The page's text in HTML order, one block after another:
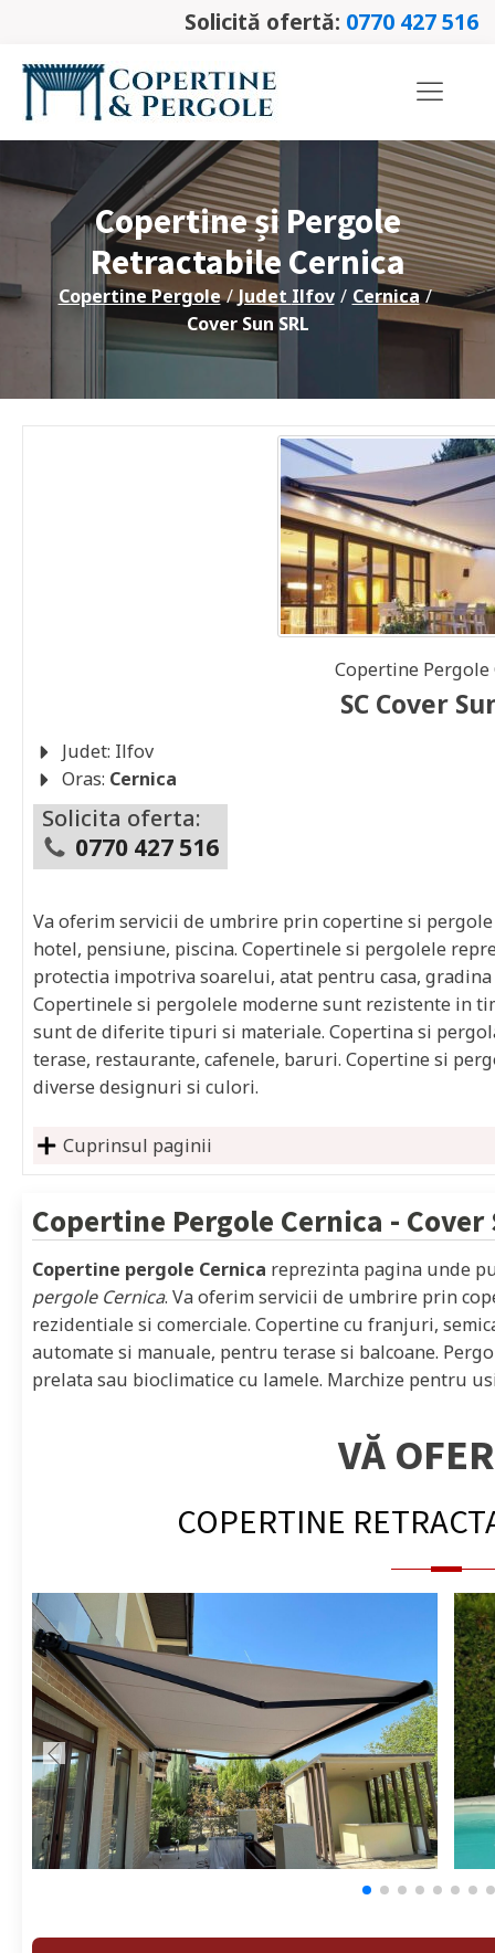
Solicită ofertă: 0770 427 516
Copertine și Pergole
Retractabile Cernica
Copertine Pergole / Judet Ilfov / Cernica /
Cover Sun SRL
Copertine Pergole
SC Cover
Judet: Ilfov
Oras: Cernica
Solicita oferta:
0770 427 516
Va oferim servicii de umbrire prin copertine si
hotel, pensiune, piscina. Copertinele si pergolele
protectia impotriva soarelui, atat pentru casa,
Copertinele si pergolele moderne sunt rezistente in
sunt de diferite tipuri si materiale. Copertina si
terase, restaurante, cafenele, baruri. Copertine si
diverse designuri si culori.
Cuprinsul paginii
Copertine Pergole Cernica - Cover
Copertine pergole Cernica reprezinta pagina unde
pergole Cernica. Va oferim servicii de umbrire prin
rezidentiale si comerciale. Copertine cu franjuri,
automate si manuale, pentru terase si balcoane.
prelata sau bioclimatice cu lamele. Marchize pentru
VĂ
COPERTINE